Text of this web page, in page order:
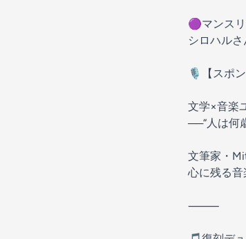
🟣マンス
シロハルさ
🎙️【スポン
文学×音楽
──“人は何
文筆家・
心に残る音
⸻